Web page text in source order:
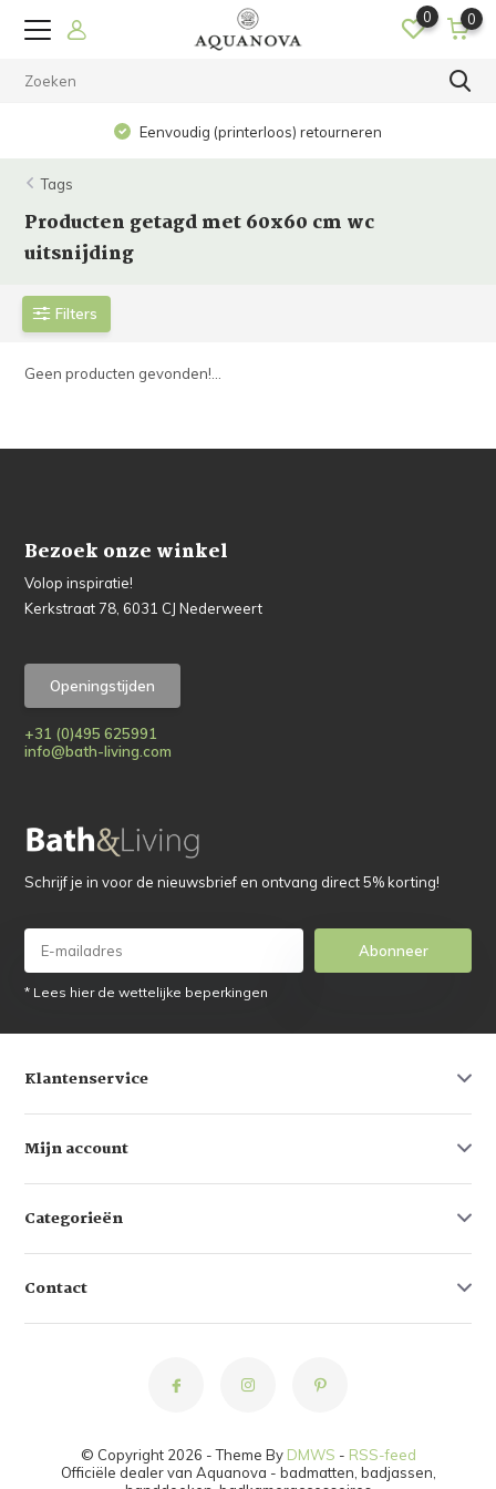
0 0
Eenvoudig (printerloos) retourneren
Tags
Producten getagd met 60x60 cm wc
uitsnijding
Filters
Geen producten gevonden!...
Bezoek onze winkel
Volop inspiratie!
Kerkstraat 78, 6031 CJ Nederweert
Openingstijden
+31 (0)495 625991
info@bath-living.com
Schrijf je in voor de nieuwsbrief en ontvang direct 5% korting!
Abonneer
* Lees hier de wettelijke beperkingen
Klantenservice
Mijn account
Categorieën
Contact
© Copyright 2026 - Theme By DMWS - RSS-feed
Officiële dealer van Aquanova - badmatten, badjassen,